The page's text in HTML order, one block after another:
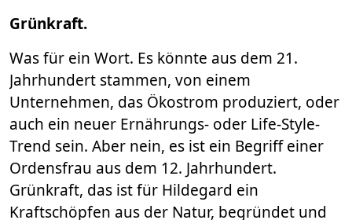
Grünkraft.
Was für ein Wort. Es könnte aus dem 21.
Jahrhundert stammen, von einem
Unternehmen, das Ökostrom produziert, oder
auch ein neuer Ernährungs- oder Life-Style-
Trend sein. Aber nein, es ist ein Begriff einer
Ordensfrau aus dem 12. Jahrhundert.
Grünkraft, das ist für Hildegard ein
Kraftschöpfen aus der Natur, begründet und